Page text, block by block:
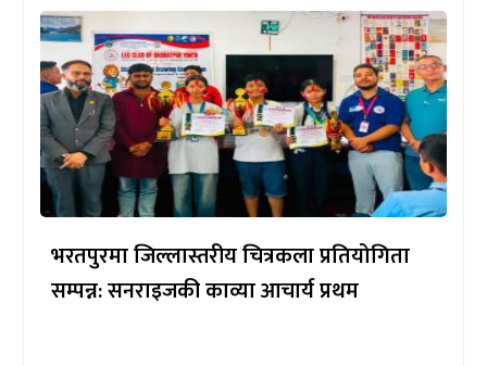
भरतपुरमा जिल्लास्तरीय चित्रकला प्रतियोगिता
सम्पन्न: सनराइजकी काव्या आचार्य प्रथम